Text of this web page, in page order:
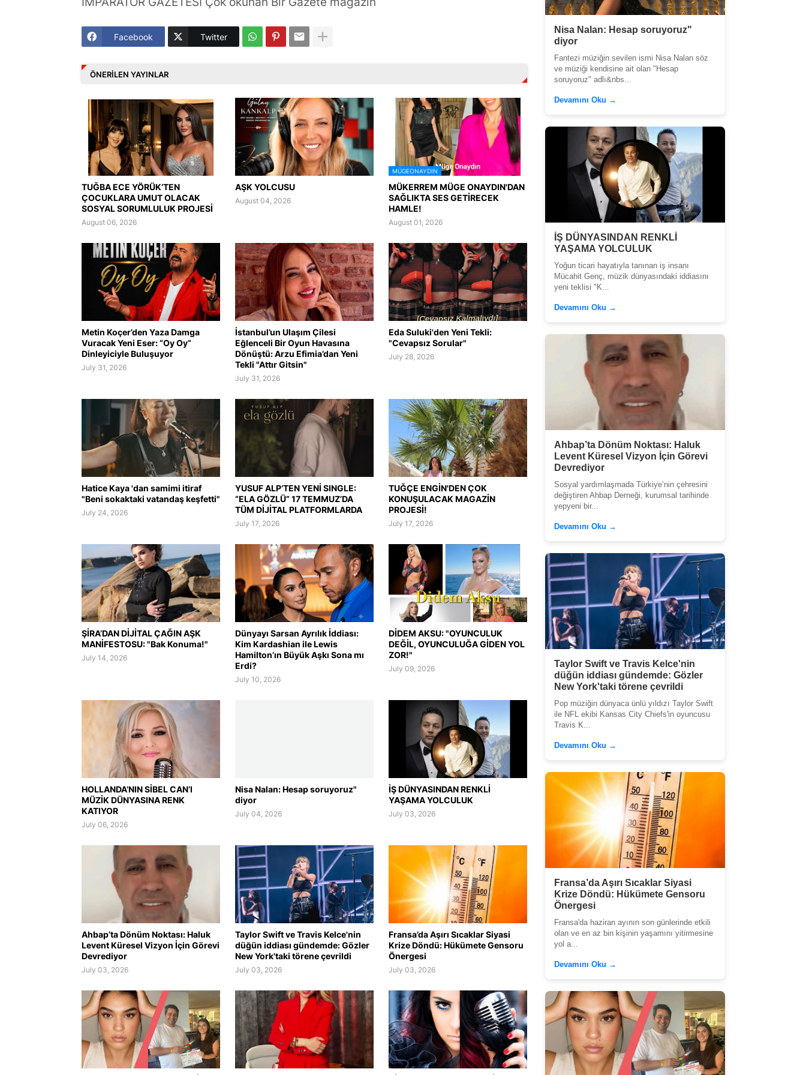
Facebook Twitter
ÖNERILEN YAYINLAR
TUĞBA ECE YÖRÜK’TEN
ÇOCUKLARA UMUT OLACAK
SOSYAL SORUMLULUK PROJESİ
August 06, 2026
AŞK YOLCUSU
August 04, 2026
MÜGEONAYDIN
MÜKERREM MÜGE ONAYDIN'DAN
SAĞLIKTA SES GETİRECEK
HAMLE!
August 01, 2026
Metin Koçer’den Yaza Damga
Vuracak Yeni Eser: “Oy Oy”
Dinleyiciyle Buluşuyor
July 31, 2026
İstanbul’un Ulaşım Çilesi
Eğlenceli Bir Oyun Havasına
Dönüştü: Arzu Efimia’dan Yeni
Tekli "Attır Gitsin"
July 31, 2026
Eda Suluki'den Yeni Tekli:
"Cevapsız Sorular"
July 28, 2026
Hatice Kaya 'dan samimi itiraf
"Beni sokaktaki vatandaş keşfetti"
July 24, 2026
YUSUF ALP’TEN YENİ SINGLE:
“ELA GÖZLÜ” 17 TEMMUZ’DA
TÜM DİJİTAL PLATFORMLARDA
July 17, 2026
TUĞÇE ENGİN'DEN ÇOK
KONUŞULACAK MAGAZİN
PROJESİ!
July 17, 2026
ŞİRA’DAN DİJİTAL ÇAĞIN AŞK
MANİFESTOSU: "Bak Konuma!"
July 14, 2026
Dünyayı Sarsan Ayrılık İddiası:
Kim Kardashian ile Lewis
Hamilton’ın Büyük Aşkı Sona mı
Erdi?
July 10, 2026
DİDEM AKSU: "OYUNCULUK
DEĞİL, OYUNCULUĞA GİDEN YOL
ZOR!"
July 09, 2026
HOLLANDA’NIN SİBEL CAN’I
MÜZİK DÜNYASINA RENK
KATIYOR
July 06, 2026
Nisa Nalan: Hesap soruyoruz"
diyor
July 04, 2026
İŞ DÜNYASINDAN RENKLİ
YAŞAMA YOLCULUK
July 03, 2026
Ahbap’ta Dönüm Noktası: Haluk
Levent Küresel Vizyon İçin Görevi
Devrediyor
July 03, 2026
Taylor Swift ve Travis Kelce'nin
düğün iddiası gündemde: Gözler
New York'taki törene çevrildi
July 03, 2026
Fransa’da Aşırı Sıcaklar Siyasi
Krize Döndü: Hükümete Gensoru
Önergesi
July 03, 2026
Nisa Nalan: Hesap soruyoruz"
diyor
Fantezi müziğin sevilen ismi Nisa Nalan söz
ve müziği kendisine ait olan "Hesap
soruyoruz" adlı&nbs...
Devamını Oku →
İŞ DÜNYASINDAN RENKLİ
YAŞAMA YOLCULUK
Yoğun ticari hayatıyla tanınan iş insanı
Mücahit Genç, müzik dünyasındaki iddiasını
yeni teklisi "K...
Devamını Oku →
Ahbap’ta Dönüm Noktası: Haluk
Levent Küresel Vizyon İçin Görevi
Devrediyor
Sosyal yardımlaşmada Türkiye’nin çehresini
değiştiren Ahbap Derneği, kurumsal tarihinde
yepyeni bir...
Devamını Oku →
Taylor Swift ve Travis Kelce'nin
düğün iddiası gündemde: Gözler
New York'taki törene çevrildi
Pop müziğin dünyaca ünlü yıldızı Taylor Swift
ile NFL ekibi Kansas City Chiefs'in oyuncusu
Travis K...
Devamını Oku →
Fransa’da Aşırı Sıcaklar Siyasi
Krize Döndü: Hükümete Gensoru
Önergesi
Fransa'da haziran ayının son günlerinde etkili
olan ve en az bin kişinin yaşamını yitirmesine
yol a...
Devamını Oku →